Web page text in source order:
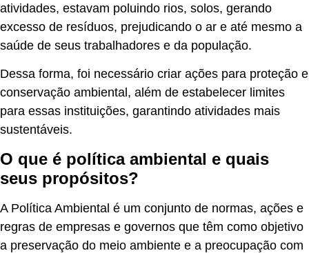
atividades, estavam poluindo rios, solos, gerando
excesso de resíduos, prejudicando o ar e até mesmo a
saúde de seus trabalhadores e da população.
Dessa forma, foi necessário criar ações para proteção e
conservação ambiental, além de estabelecer limites
para essas instituições, garantindo atividades mais
sustentáveis.
O que é política ambiental e quais
seus propósitos?
A Política Ambiental é um conjunto de normas, ações e
regras de empresas e governos que têm como objetivo
a preservação do meio ambiente e a preocupação com